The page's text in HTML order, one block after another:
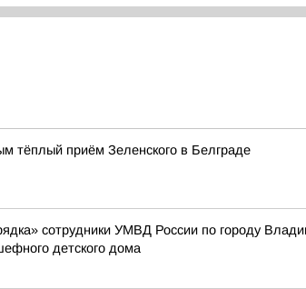
тёплый приём Зеленского в Белграде
сотрудники УМВД России по городу
детского дома